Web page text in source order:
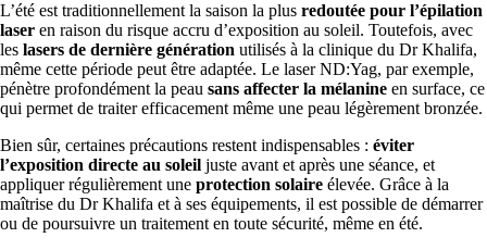
L’été est traditionnellement la saison la plus redoutée pour l’épilation
laser en raison du risque accru d’exposition au soleil. Toutefois, avec
les lasers de dernière génération utilisés à la clinique du Dr Khalifa,
même cette période peut être adaptée. Le laser ND:Yag, par exemple,
pénètre profondément la peau sans affecter la mélanine en surface, ce
qui permet de traiter efficacement même une peau légèrement bronzée.
Bien sûr, certaines précautions restent indispensables : éviter
l’exposition directe au soleil juste avant et après une séance, et
appliquer régulièrement une protection solaire élevée. Grâce à la
maîtrise du Dr Khalifa et à ses équipements, il est possible de démarrer
ou de poursuivre un traitement en toute sécurité, même en été.